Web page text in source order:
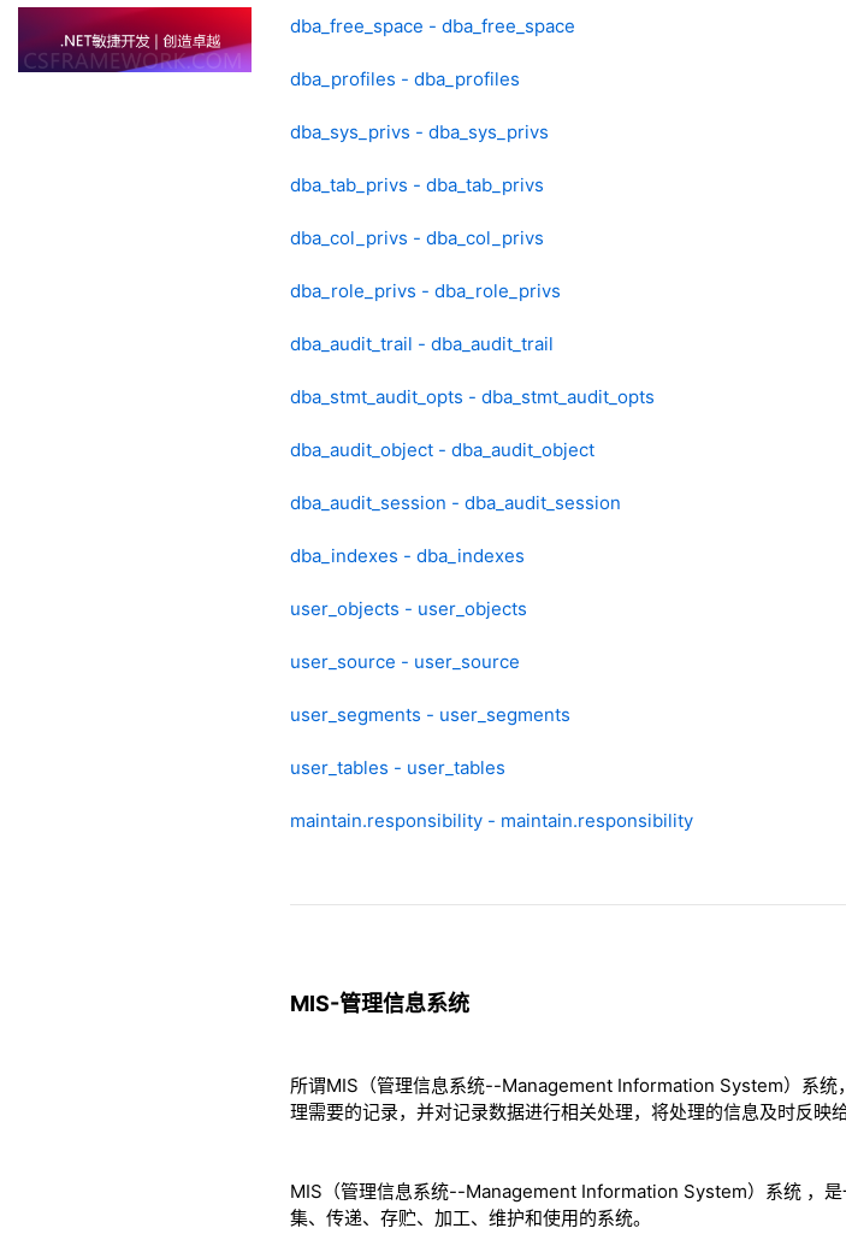
dba_free_space - dba_free_space
dba_profiles - dba_profiles
dba_sys_privs - dba_sys_privs
dba_tab_privs - dba_tab_privs
dba_col_privs - dba_col_privs
dba_role_privs - dba_role_privs
dba_audit_trail - dba_audit_trail
dba_stmt_audit_opts - dba_stmt_audit_opts
dba_audit_object - dba_audit_object
dba_audit_session - dba_audit_session
dba_indexes - dba_indexes
user_objects - user_objects
user_source - user_source
user_segments - user_segments
user_tables - user_tables
maintain.responsibility - maintain.responsibility
MIS-管理信息系统
所谓MIS（管理信息系统--Management Information System）系统
理需要的记录，并对记录数据进行相关处理，将处理的信息及时反映
MIS（管理信息系统--Management Information System）系统 ，
集、传递、存贮、加工、维护和使用的系统。